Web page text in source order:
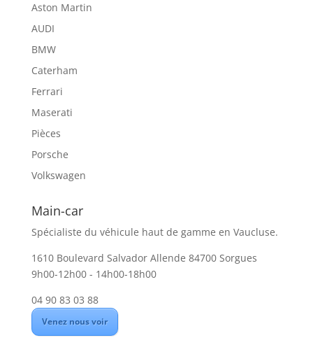
Aston Martin
AUDI
BMW
Caterham
Ferrari
Maserati
Pièces
Porsche
Volkswagen
Main-car
Spécialiste du véhicule haut de gamme en Vaucluse.
1610 Boulevard Salvador Allende 84700 Sorgues
9h00-12h00 - 14h00-18h00
04 90 83 03 88
Venez nous voir